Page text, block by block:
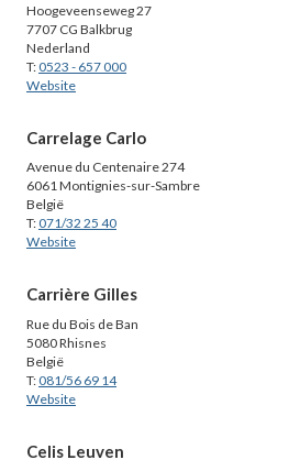
Hoogeveenseweg 27
7707 CG Balkbrug
Nederland
T:0523 - 657 000
Website
Carrelage Carlo
Avenue du Centenaire 274
6061 Montignies-sur-Sambre
België
T:071/32 25 40
Website
Carrière Gilles
Rue du Bois de Ban
5080 Rhisnes
België
T:081/56 69 14
Website
Celis Leuven